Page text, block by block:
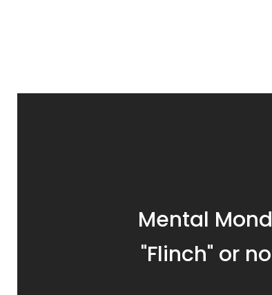
Mental
"Flinch" or